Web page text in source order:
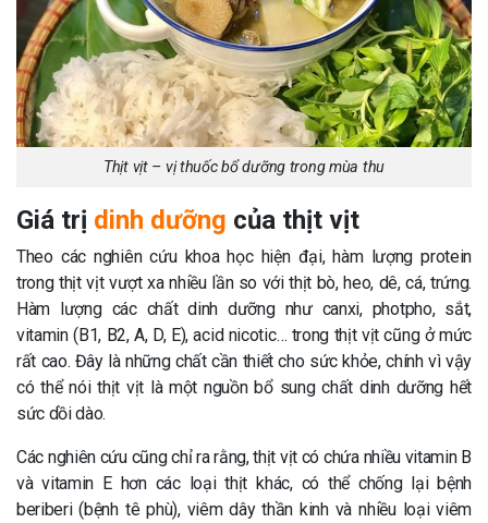
Thịt vịt – vị thuốc bổ dưỡng trong mùa thu
Giá trị dinh dưỡng của thịt vịt
Theo các nghiên cứu khoa học hiện đại, hàm lượng protein
trong thịt vịt vượt xa nhiều lần so với thịt bò, heo, dê, cá, trứng.
Hàm lượng các chất dinh dưỡng như canxi, photpho, sắt,
vitamin (B1, B2, A, D, E), acid nicotic… trong thịt vịt cũng ở mức
rất cao. Đây là những chất cần thiết cho sức khỏe, chính vì vậy
có thể nói thịt vịt là một nguồn bổ sung chất dinh dưỡng hết
sức dồi dào.
Các nghiên cứu cũng chỉ ra rằng, thịt vịt có chứa nhiều vitamin B
và vitamin E hơn các loại thịt khác, có thể chống lại bệnh
beriberi (bệnh tê phù), viêm dây thần kinh và nhiều loại viêm